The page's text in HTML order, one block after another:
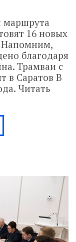
маршрута
16 новых
Напомним,
благодаря
Трамваи с
в Саратов В
Читать